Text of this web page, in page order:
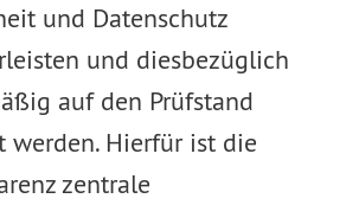
und Datenschutz
und diesbezüglich
auf den Prüfstand
werden. Hierfür ist die
zentrale